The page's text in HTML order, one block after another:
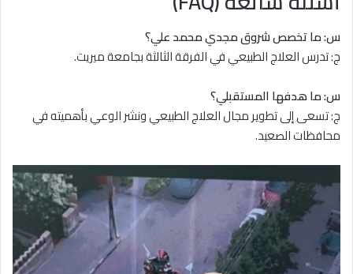
س: ما تخصص شروق مجدي محمد علي؟
ج: تدرس العلاج الطبيعي في الفرقة الثالثة بجامعة ميريت.
س: ما هدفها المستقبلي؟
ج: تسعى إلى تطوير مجال العلاج الطبيعي ونشر الوعي بأهميته في
محافظات الصعيد.